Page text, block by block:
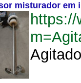
misturador em